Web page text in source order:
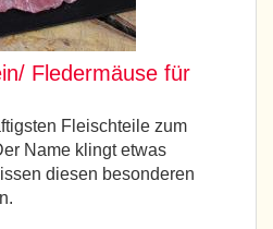
Fledermäuse für
Fleischteile zum
Name klingt etwas
diesen besonderen